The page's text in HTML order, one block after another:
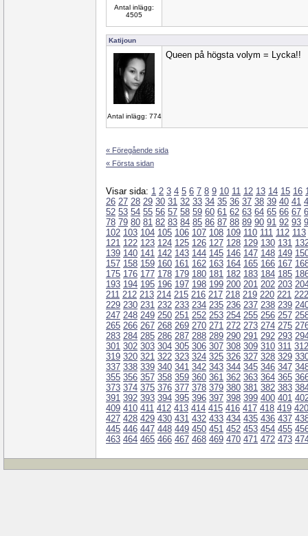
Antal inlägg:
4505
Katijoun
Antal inlägg: 774
Queen på högsta volym = Lycka!!
« Föregående sida
« Första sidan
Visar sida: 1 2 3 4 5 6 7 8 9 10 11 12 13 14 15 16
26 27 28 29 30 31 32 33 34 35 36 37 38 39 40 41
52 53 54 55 56 57 58 59 60 61 62 63 64 65 66 67
78 79 80 81 82 83 84 85 86 87 88 89 90 91 92 93
102 103 104 105 106 107 108 109 110 111 112 113
121 122 123 124 125 126 127 128 129 130 131
139 140 141 142 143 144 145 146 147 148 149
157 158 159 160 161 162 163 164 165 166 167
175 176 177 178 179 180 181 182 183 184 185
193 194 195 196 197 198 199 200 201 202 203
211 212 213 214 215 216 217 218 219 220 221 222
229 230 231 232 233 234 235 236 237 238 239
247 248 249 250 251 252 253 254 255 256 257
265 266 267 268 269 270 271 272 273 274 275
283 284 285 286 287 288 289 290 291 292 293
301 302 303 304 305 306 307 308 309 310 311 312
319 320 321 322 323 324 325 326 327 328 329
337 338 339 340 341 342 343 344 345 346 347
355 356 357 358 359 360 361 362 363 364 365
373 374 375 376 377 378 379 380 381 382 383
391 392 393 394 395 396 397 398 399 400 401
409 410 411 412 413 414 415 416 417 418 419 420
427 428 429 430 431 432 433 434 435 436 437
445 446 447 448 449 450 451 452 453 454 455
463 464 465 466 467 468 469 470 471 472 473